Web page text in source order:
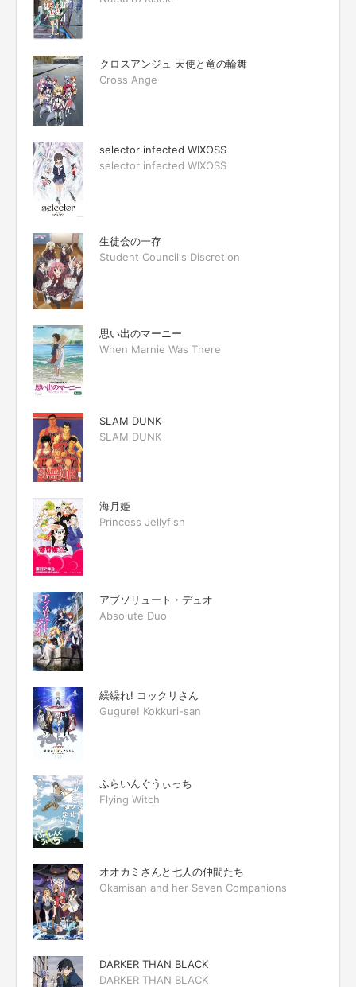
クロスアンジュ 天使と竜の輪舞
Cross Ange
selector infected WIXOSS
selector infected WIXOSS
生徒会の一存
Student Council's Discretion
思い出のマーニー
When Marnie Was There
SLAM DUNK
SLAM DUNK
海月姫
Princess Jellyfish
アブソリュート・デュオ
Absolute Duo
繰繰れ! コックリさん
Gugure! Kokkuri-san
ふらいんぐうぃっち
Flying Witch
オオカミさんと七人の仲間たち
Okamisan and her Seven Companions
DARKER THAN BLACK
DARKER THAN BLACK